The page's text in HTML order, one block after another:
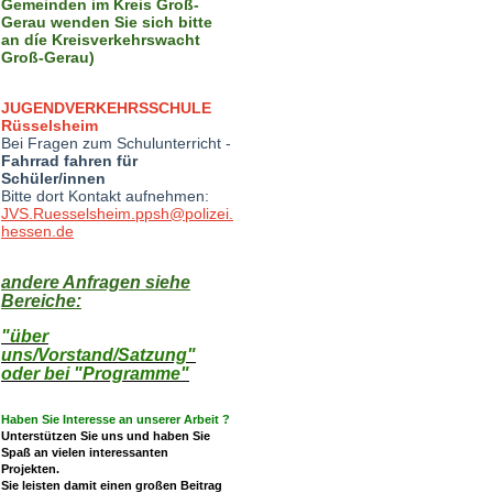
Gemeinden im Kreis Groß-
Gerau wenden Sie sich bitte
an díe Kreisverkehrswacht
Groß-Gerau)
JUGENDVERKEHRSSCHULE
Rüsselsheim
Bei Fragen zum Schulunterricht -
Fahrrad fahren für
Schüler/innen
Bitte dort Kontakt aufnehmen:
JVS.Ruesselsheim.ppsh@polizei.
hessen.de
andere Anfragen siehe
Bereiche:
"über
uns/Vorstand/Satzung"
oder bei "Programme"
Haben Sie Interesse an unserer Arbeit ?
Unterstützen Sie uns und haben Sie
Spaß an vielen interessanten
Projekten.
Sie leisten damit einen großen Beitrag